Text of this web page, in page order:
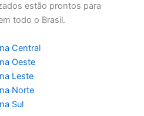
estão prontos para
todo o Brasil.
Central
Oeste
Leste
Norte
Sul